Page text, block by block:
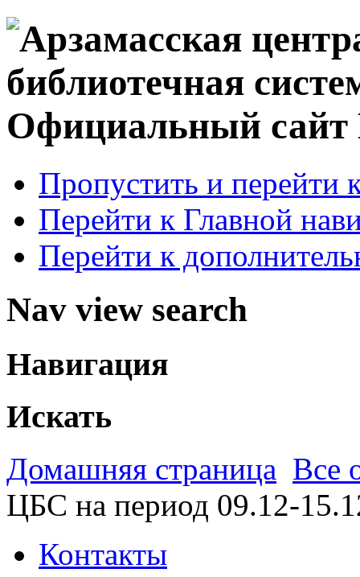
Официальный
Пропустить и перейти
Перейти к Главной
Перейти к
Nav view search
Навигация
Искать
Домашняя страница Все
ЦБС на период 09.12-
Контакты